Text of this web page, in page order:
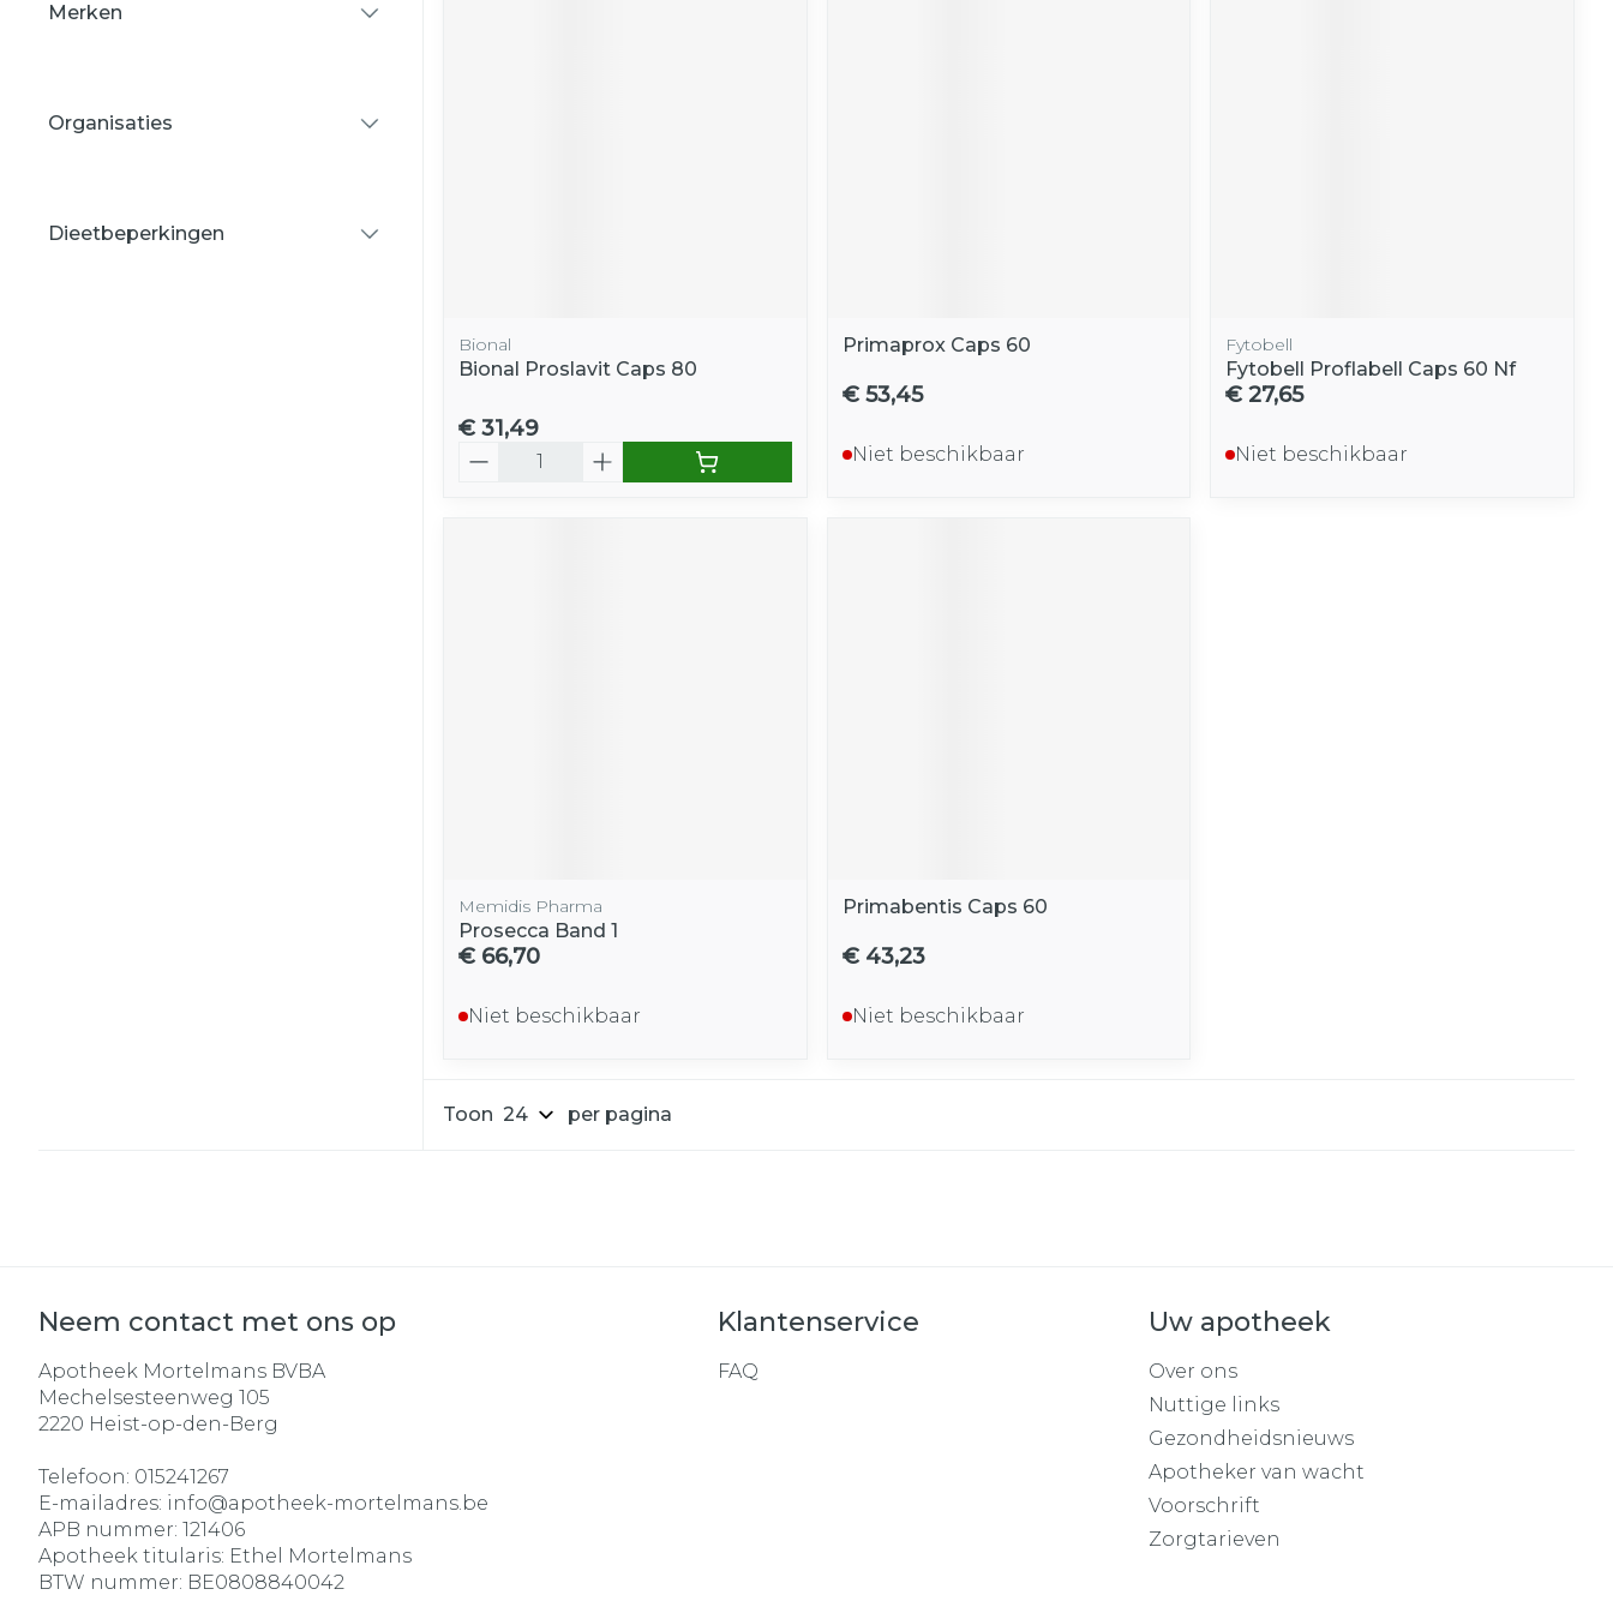
Merken
Organisaties
Dieetbeperkingen
Bional
Bional Proslavit Caps 80
€ 31,49
Primaprox Caps 60
€ 53,45
Niet beschikbaar
Fytobell
Fytobell Proflabell Caps 60 Nf
€ 27,65
Niet beschikbaar
Memidis Pharma
Prosecca Band 1
€ 66,70
Niet beschikbaar
Primabentis Caps 60
€ 43,23
Niet beschikbaar
Toon per pagina
Neem contact met ons op
Apotheek Mortelmans BVBA
Mechelsesteenweg 105
2220 Heist-op-den-Berg
Telefoon: 015241267
E-mailadres: info@apotheek-mortelmans.be
APB nummer: 121406
Apotheek titularis: Ethel Mortelmans
BTW nummer: BE0808840042
Klantenservice
FAQ
Uw apotheek
Over ons
Nuttige links
Gezondheidsnieuws
Apotheker van wacht
Voorschrift
Zorgtarieven